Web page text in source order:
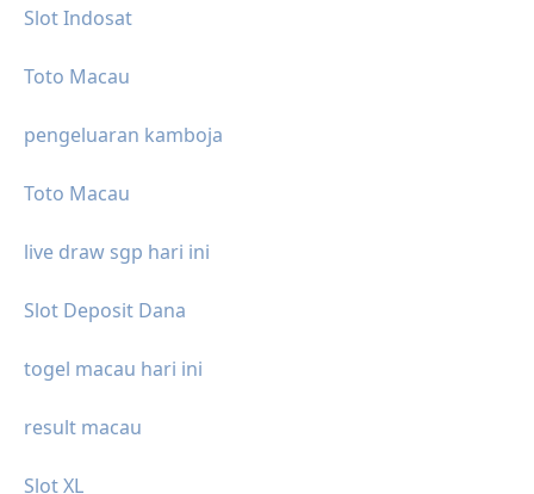
Slot Indosat
Toto Macau
pengeluaran kamboja
Toto Macau
live draw sgp hari ini
Slot Deposit Dana
togel macau hari ini
result macau
Slot XL